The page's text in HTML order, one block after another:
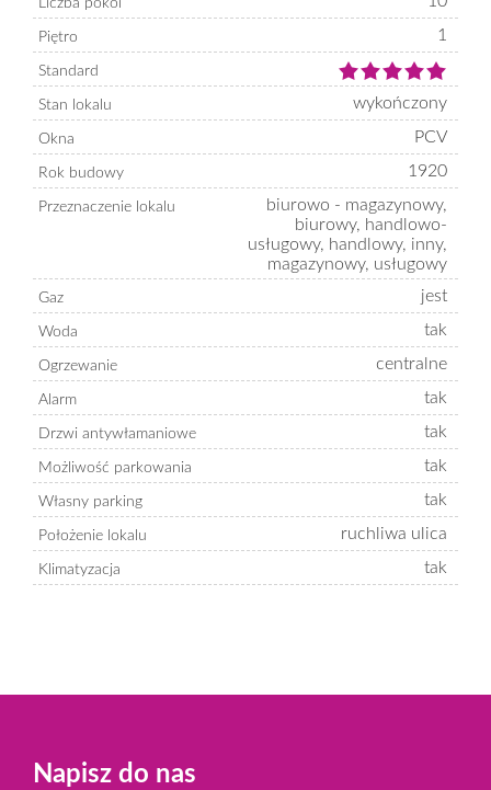
Liczba pokoi
Piętro 1
Standard
Stan lokalu wykończony
Okna PCV
Rok budowy 1920
Przeznaczenie lokalu
biurowo - magazynowy,
biurowy, handlowo-
usługowy, handlowy, inny,
magazynowy, usługowy
Gaz jest
Woda tak
Ogrzewanie centralne
Alarm tak
Drzwi antywłamaniowe tak
Możliwość parkowania tak
Własny parking tak
Położenie lokalu ruchliwa ulica
Klimatyzacja tak
Napisz do nas